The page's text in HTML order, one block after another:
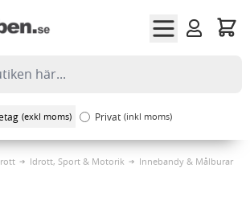
(exkl moms) Privat (inkl moms)
Idrott, Sport & Motorik Innebandy & Målburar